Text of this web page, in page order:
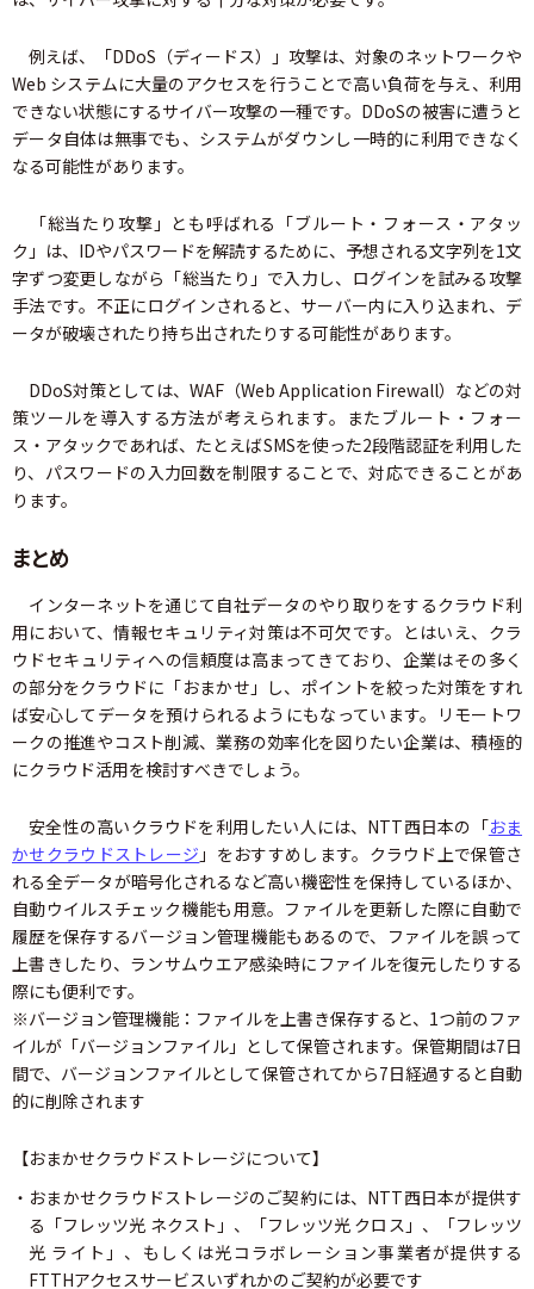
例えば、「DDoS（ディードス）」攻撃は、対象のネットワークや
Web システムに大量のアクセスを行うことで高い負荷を与え、利用
できない状態にするサイバー攻撃の一種です。DDoSの被害に遭うと
データ自体は無事でも、システムがダウンし一時的に利用できなく
なる可能性があります。
「総当たり攻撃」とも呼ばれる「ブルート・フォース・アタッ
ク」は、IDやパスワードを解読するために、予想される文字列を1文
字ずつ変更しながら「総当たり」で入力し、ログインを試みる攻撃
手法です。不正にログインされると、サーバー内に入り込まれ、デ
ータが破壊されたり持ち出されたりする可能性があります。
DDoS対策としては、WAF（Web Application Firewall）などの対
策ツールを導入する方法が考えられます。またブルート・フォー
ス・アタックであれば、たとえばSMSを使った2段階認証を利用した
り、パスワードの入力回数を制限することで、対応できることがあ
ります。
まとめ
インターネットを通じて自社データのやり取りをするクラウド利
用において、情報セキュリティ対策は不可欠です。とはいえ、クラ
ウドセキュリティへの信頼度は高まってきており、企業はその多く
の部分をクラウドに「おまかせ」し、ポイントを絞った対策をすれ
ば安心してデータを預けられるようにもなっています。リモートワ
ークの推進やコスト削減、業務の効率化を図りたい企業は、積極的
にクラウド活用を検討すべきでしょう。
安全性の高いクラウドを利用したい人には、NTT西日本の「おま
かせクラウドストレージ 」をおすすめします。クラウド上で保管さ
れる全データが暗号化されるなど高い機密性を保持しているほか、
自動ウイルスチェック機能も用意。ファイルを更新した際に自動で
履歴を保存するバージョン管理機能もあるので、ファイルを誤って
上書きしたり、ランサムウエア感染時にファイルを復元したりする
際にも便利です。
※バージョン管理機能：ファイルを上書き保存すると、1つ前のファ
イルが「バージョンファイル」として保管されます。保管期間は7日
間で、バージョンファイルとして保管されてから7日経過すると自動
的に削除されます
【おまかせクラウドストレージについて】
・おまかせクラウドストレージのご契約には、NTT西日本が提供す
る「フレッツ光 ネクスト」、「フレッツ光 クロス」、「フレッツ
光 ライト」、もしくは光コラボレーション事業者が提供する
FTTHアクセスサービスいずれかのご契約が必要です